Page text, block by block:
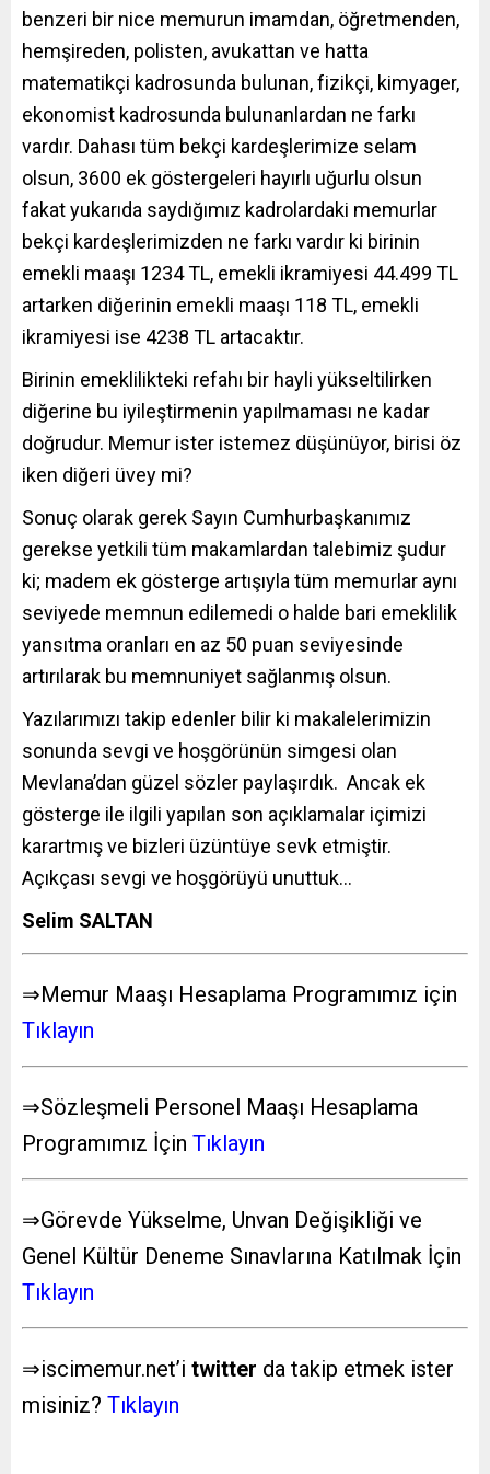
benzeri bir nice memurun imamdan, öğretmenden,
hemşireden, polisten, avukattan ve hatta
matematikçi kadrosunda bulunan, fizikçi, kimyager,
ekonomist kadrosunda bulunanlardan ne farkı
vardır. Dahası tüm bekçi kardeşlerimize selam
olsun, 3600 ek göstergeleri hayırlı uğurlu olsun
fakat yukarıda saydığımız kadrolardaki memurlar
bekçi kardeşlerimizden ne farkı vardır ki birinin
emekli maaşı 1234 TL, emekli ikramiyesi 44.499 TL
artarken diğerinin emekli maaşı 118 TL, emekli
ikramiyesi ise 4238 TL artacaktır.
Birinin emeklilikteki refahı bir hayli yükseltilirken
diğerine bu iyileştirmenin yapılmaması ne kadar
doğrudur. Memur ister istemez düşünüyor, birisi öz
iken diğeri üvey mi?
Sonuç olarak gerek Sayın Cumhurbaşkanımız
gerekse yetkili tüm makamlardan talebimiz şudur
ki; madem ek gösterge artışıyla tüm memurlar aynı
seviyede memnun edilemedi o halde bari emeklilik
yansıtma oranları en az 50 puan seviyesinde
artırılarak bu memnuniyet sağlanmış olsun.
Yazılarımızı takip edenler bilir ki makalelerimizin
sonunda sevgi ve hoşgörünün simgesi olan
Mevlana’dan güzel sözler paylaşırdık. Ancak ek
gösterge ile ilgili yapılan son açıklamalar içimizi
karartmış ve bizleri üzüntüye sevk etmiştir.
Açıkçası sevgi ve hoşgörüyü unuttuk…
Selim SALTAN
⇒Memur Maaşı Hesaplama Programımız için
Tıklayın
⇒Sözleşmeli Personel Maaşı Hesaplama
Programımız İçin Tıklayın
⇒Görevde Yükselme, Unvan Değişikliği ve
Genel Kültür Deneme Sınavlarına Katılmak İçin
Tıklayın
⇒iscimemur.net’i twitter da takip etmek ister
misiniz? Tıklayın